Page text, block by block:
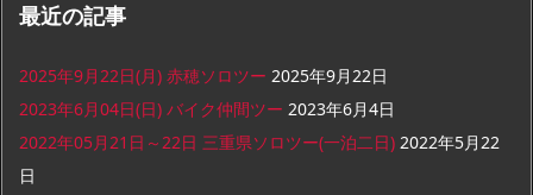
最近の記事
2025年9月22日(月) 赤穂ソロツー 2025年9月22日
2023年6月04日(日) バイク仲間ツー 2023年6月4日
2022年05月21日～22日 三重県ソロツー(一泊二日) 2022年5月22
日